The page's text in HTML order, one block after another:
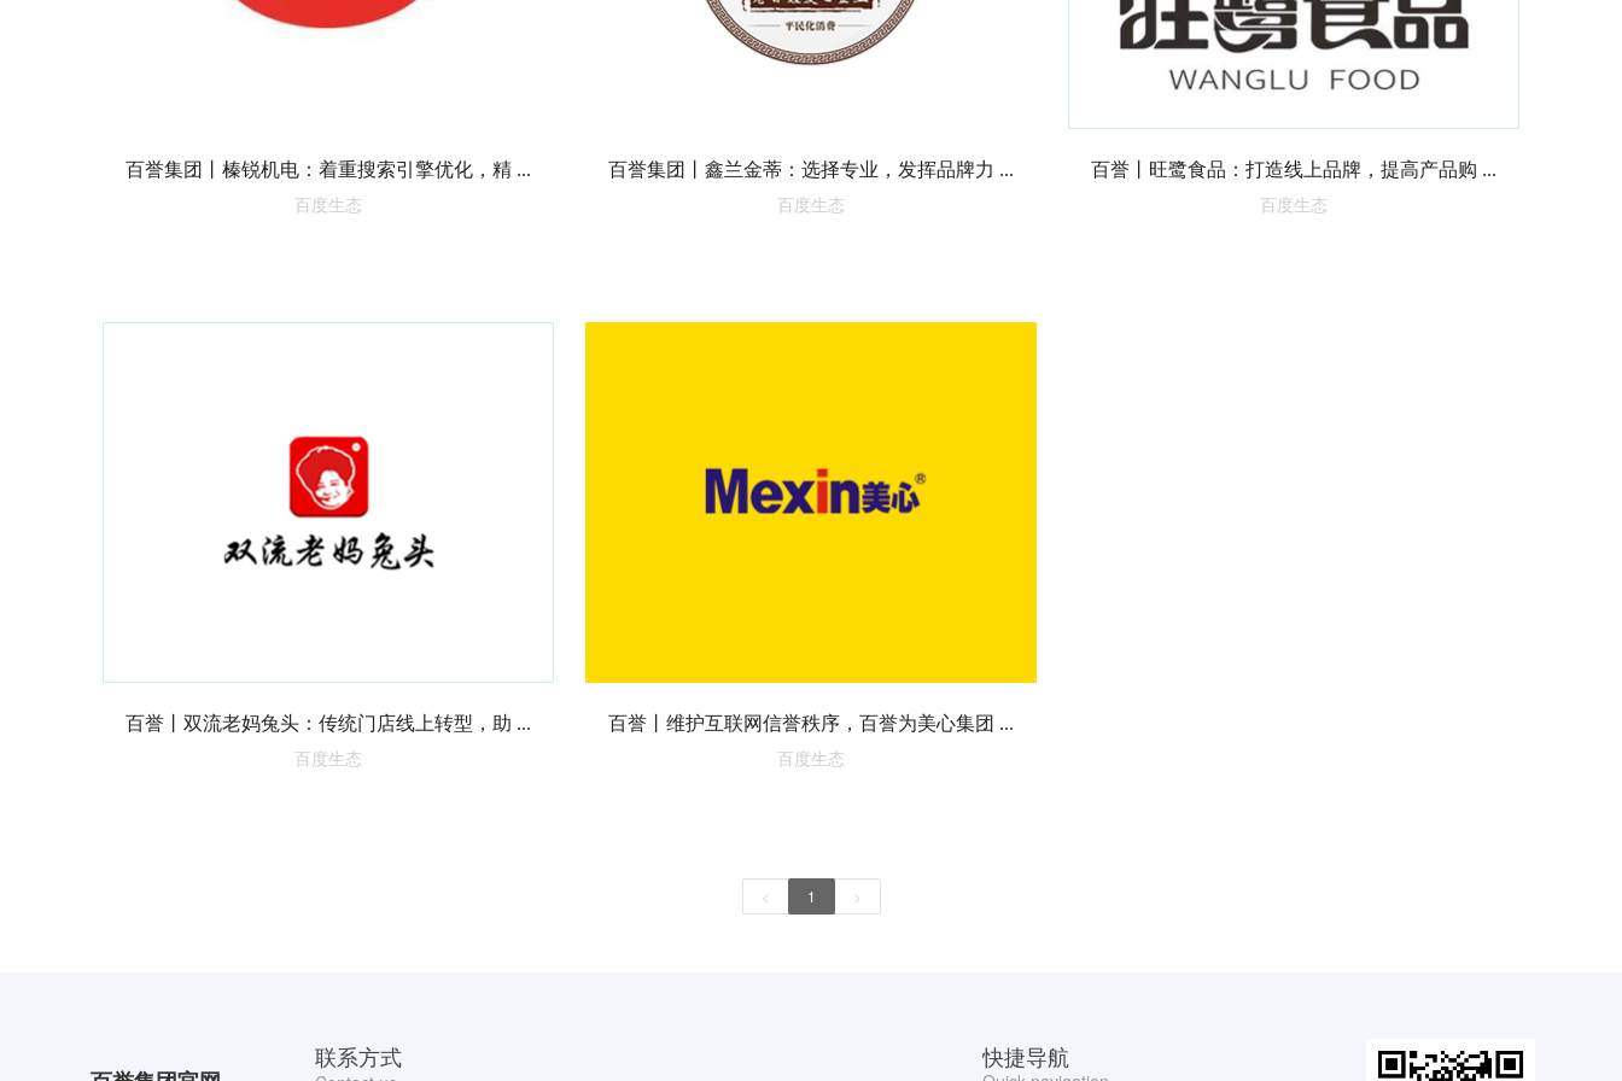
百誉集团丨榛锐机电：着重搜索引擎优化，精 ...
百度生态
百誉集团丨鑫兰金蒂：选择专业，发挥品牌力 ...
百度生态
百誉丨旺鹭食品：打造线上品牌，提高产品购 ...
百度生态
百誉丨双流老妈兔头：传统门店线上转型，助 ...
百度生态
百誉丨维护互联网信誉秩序，百誉为美心集团 ...
百度生态
< 1 >
联系方式 快捷导航